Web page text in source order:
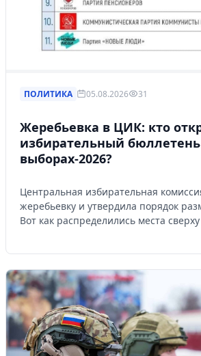
ПОЛИТИКА 05.08.2026 31
Жеребьевка в ЦИК: кто
избирательный
выборах-2026?
Центральная избирательная
жеребьевку и утвердила порядок
Вот как распределились места